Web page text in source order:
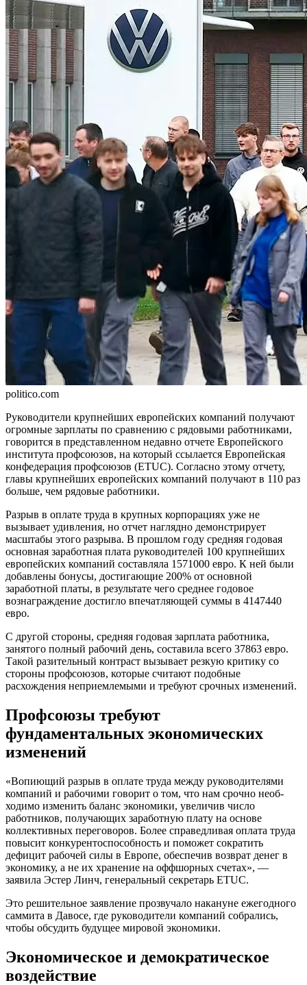
politico.com
Руководители крупнейших европейских компаний получают
огромные зарплаты по сравнению с рядовыми работниками,
говорится в представ­ленном недавно отчете Европейского
института профсоюзов, на который ссылается Европейская
конфедерация профсоюзов (ETUC). Согласно этому отчету,
главы крупнейших европейских компаний получают в 110 раз
больше, чем рядовые работники.
Разрыв в оплате труда в крупных корпорациях уже не
вызывает удивления, но отчет наглядно демонстрирует
масштабы этого разрыва. В прошлом году средняя годовая
основная заработная плата руково­дителей 100 крупнейших
европейских ком­паний составляла 1571000 евро. К ней были
добавлены бонусы, достигающие 200% от основной
заработной платы, в резуль­тате чего среднее годовое
вознаграждение достигло впечатляющей суммы в 4147440
евро.
С другой стороны, средняя годовая зарплата работника,
занятого полный рабочий день, составила всего 37863 евро.
Такой разительный контраст вызывает резкую критику со
стороны профсоюзов, которые считают подобные
расхождения неприемлемыми и требуют срочных изме­нений.
Профсоюзы требуют
фундаментальных экономических
изменений
«Вопиющий разрыв в оплате труда между руководителями
компаний и рабо­чими говорит о том, что нам срочно необ­
ходимо изменить баланс экономики, увеличив число
работников, получающих заработную плату на основе
коллективных переговоров. Более справедливая оплата труда
повысит конкурентоспособность и поможет сократить
дефицит рабочей силы в Европе, обеспечив возврат денег в
эко­номику, а не их хранение на оффшорных счетах», —
заявила Эстер Линч, генеральный секретарь ETUC.
Это решительное заявление прозвучало накануне ежегодного
саммита в Давосе, где руководители компаний собрались,
чтобы обсудить будущее мировой экономики.
Экономическое и демократическое
воздействие